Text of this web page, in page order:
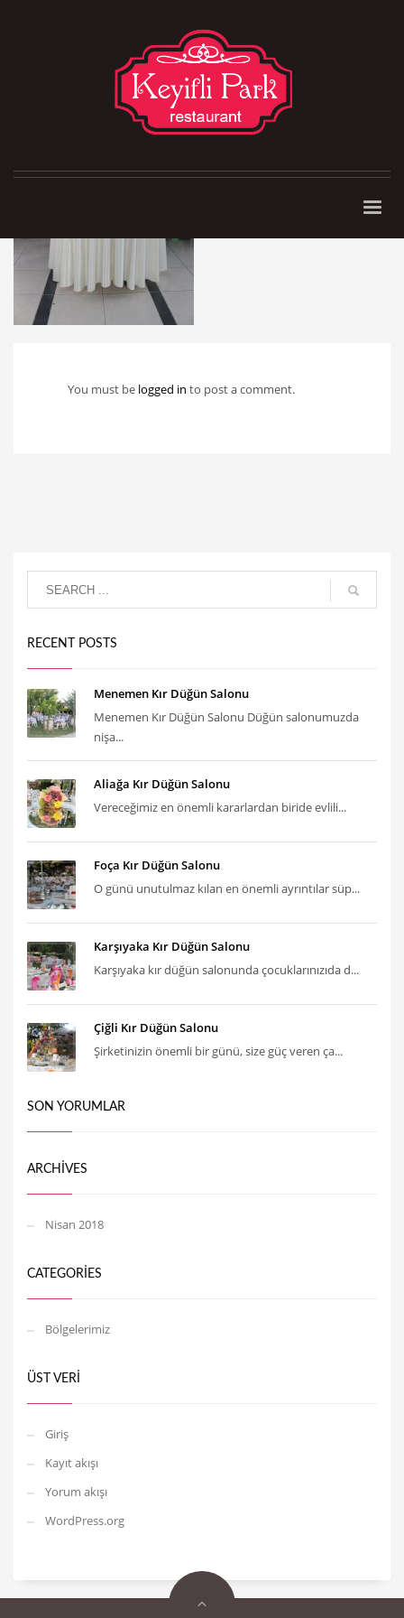
You must be logged in to post a comment.
RECENT POSTS
Menemen Kır Düğün Salonu
Menemen Kır Düğün Salonu Düğün salonumuzda
nişa...
Aliağa Kır Düğün Salonu
Vereceğimiz en önemli kararlardan biride evlili...
Foça Kır Düğün Salonu
O günü unutulmaz kılan en önemli ayrıntılar süp...
Karşıyaka Kır Düğün Salonu
Karşıyaka kır düğün salonunda çocuklarınızıda d...
Çiğli Kır Düğün Salonu
Şirketinizin önemli bir günü, size güç veren ça...
SON YORUMLAR
ARCHIVES
Nisan 2018
CATEGORIES
Bölgelerimiz
ÜST VERI
Giriş
Kayıt akışı
Yorum akışı
WordPress.org